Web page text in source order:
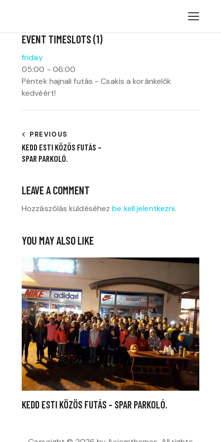
EVENT TIMESLOTS (1)
friday
05:00 - 06:00
Péntek hajnali futás - Csakis a koránkelők
kedvéért!
BEJEGYZÉS
NAVIGÁCIÓ
PREVIOUS
KEDD ESTI KÖZÖS FUTÁS –
SPAR PARKOLÓ.
LEAVE A COMMENT
Hozzászólás küldéséhezbe kell jelentkezni.
YOU MAY ALSO LIKE
KEDD ESTI KÖZÖS FUTÁS – SPAR PARKOLÓ.